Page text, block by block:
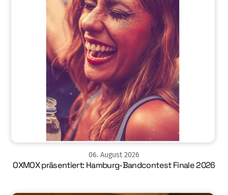
06. August 2026
OXMOX präsentiert: Hamburg-Bandcontest Finale 2026